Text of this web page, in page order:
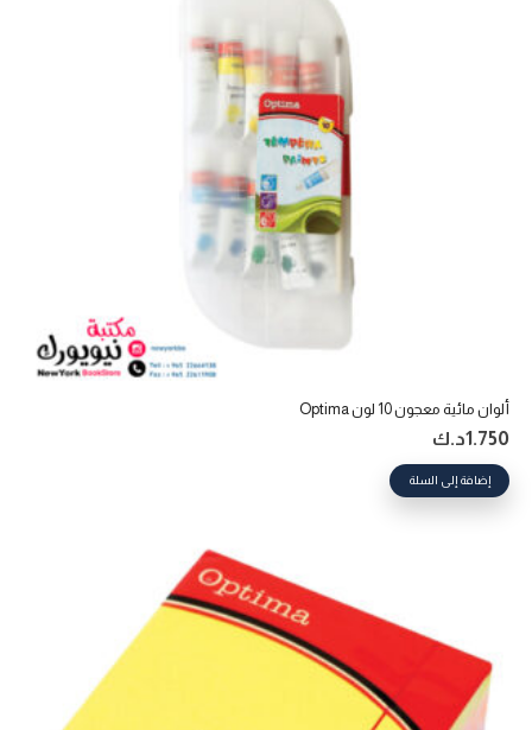
ألوان مائية معجون 10 لون Optima
1.750د.ك
إضافة إلى السلة